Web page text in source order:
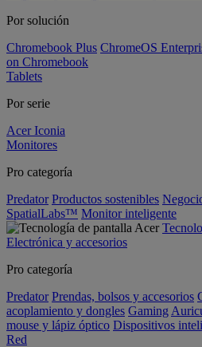
Por solución
Chromebook Plus ChromeOS
on Chromebook
Tablets
Por serie
Acer Iconia
Monitores
Pro categoría
Predator Productos sostenibles
SpatialLabs™ Monitor inteligente
Electrónica y accesorios
Pro categoría
Predator Prendas, bolsos y accesorios
acoplamiento y dongles Gaming
mouse y lápiz óptico Dispositivos
Red